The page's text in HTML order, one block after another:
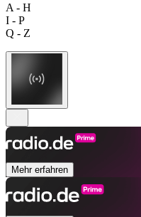
A - H
I - P
Q - Z
Mehr erfahren